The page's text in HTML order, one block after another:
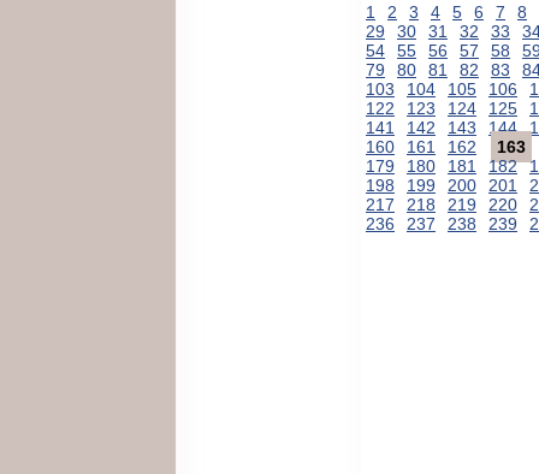
1 2 3 4 5 6 7
8
29
30 31 32 33
54
55 56 57 58
79
80 81 82 83
103
104 105 106
122
123 124 125
141
142 143 144
160
161 162
163
179
180 181 182
198
199 200 201
217
218 219 220
236
237 238 239